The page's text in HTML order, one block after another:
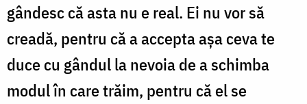
gândesc că asta nu e real. Ei nu vor să
creadă, pentru că a accepta aşa ceva te
duce cu gândul la nevoia de a schimba
modul în care trăim, pentru că el se